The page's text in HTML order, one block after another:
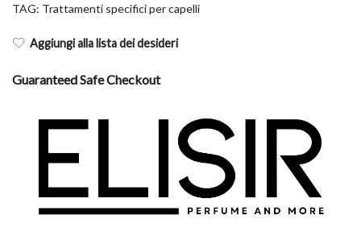
TAG: Trattamenti specifici per capelli
Aggiungi alla lista dei desideri
Guaranteed Safe Checkout